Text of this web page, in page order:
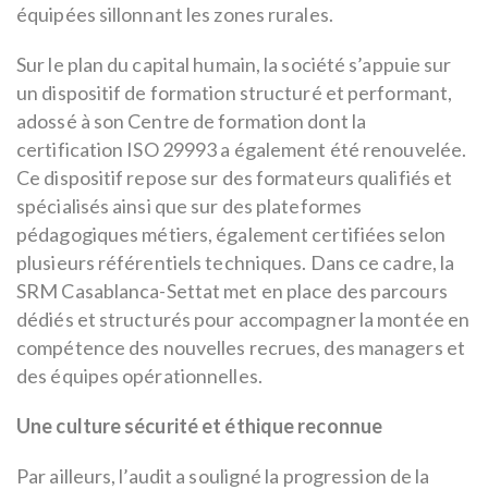
équipées sillonnant les zones rurales.
Sur le plan du capital humain, la société s’appuie sur
un dispositif de formation structuré et performant,
adossé à son Centre de formation dont la
certification ISO 29993 a également été renouvelée.
Ce dispositif repose sur des formateurs qualifiés et
spécialisés ainsi que sur des plateformes
pédagogiques métiers, également certifiées selon
plusieurs référentiels techniques. Dans ce cadre, la
SRM Casablanca-Settat met en place des parcours
dédiés et structurés pour accompagner la montée en
compétence des nouvelles recrues, des managers et
des équipes opérationnelles.
Une culture sécurité et éthique reconnue
Par ailleurs, l’audit a souligné la progression de la